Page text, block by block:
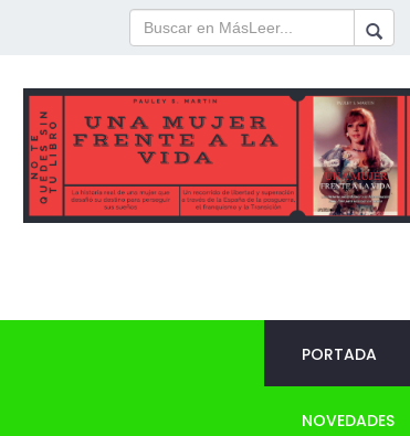
PORTADA
NOVEDADES